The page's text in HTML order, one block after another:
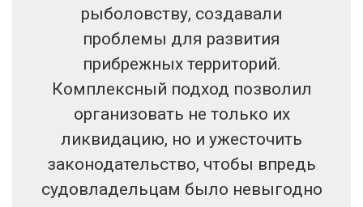
рыболовству, создавали
проблемы для развития
прибрежных территорий.
Комплексный подход позволил
организовать не только их
ликвидацию, но и ужесточить
законодательство, чтобы впредь
судовладельцам было невыгодно